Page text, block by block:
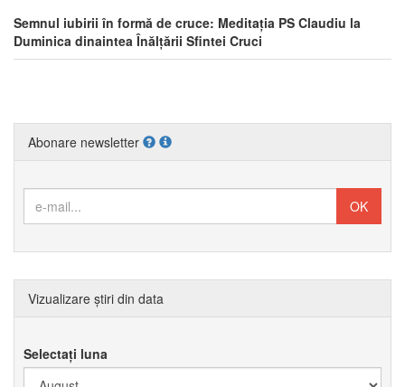
Semnul iubirii în formă de cruce: Meditația PS Claudiu la
Duminica dinaintea Înălțării Sfintei Cruci
Abonare newsletter
Vizualizare știri din data
Selectați luna